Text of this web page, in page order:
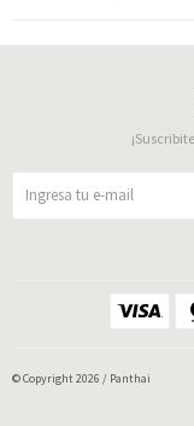
© Copyright 2026 / Panthai